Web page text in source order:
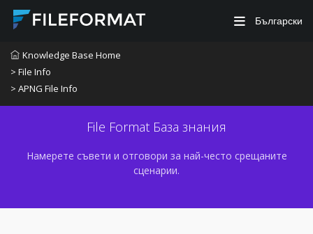
Български
Knowledge Base Home
> File Info
> APNG File Info
File Format База знания
Намерете съвети и отговори за най-често срещаните
сценарии.